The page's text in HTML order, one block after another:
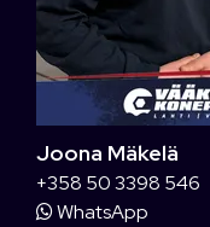
Joona Mäkelä
+358 50 3398 546
WhatsApp